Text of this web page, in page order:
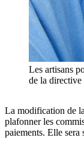
Les artisans
de la directive
La modification de
plafonner les
paiements. Elle sera